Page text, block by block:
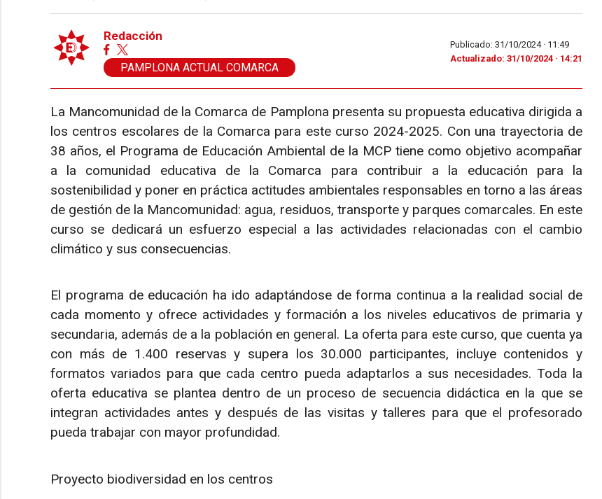
Redacción
PAMPLONA ACTUAL COMARCA
Publicado: 31/10/2024 · 11:49
Actualizado: 31/10/2024 · 14:21
La Mancomunidad de la Comarca de Pamplona presenta su propuesta educativa dirigida a
los centros escolares de la Comarca para este curso 2024-2025. Con una trayectoria de
38 años, el Programa de Educación Ambiental de la MCP tiene como objetivo acompañar
a la comunidad educativa de la Comarca para contribuir a la educación para la
sostenibilidad y poner en práctica actitudes ambientales responsables en torno a las áreas
de gestión de la Mancomunidad: agua, residuos, transporte y parques comarcales. En este
curso se dedicará un esfuerzo especial a las actividades relacionadas con el cambio
climático y sus consecuencias.
El programa de educación ha ido adaptándose de forma continua a la realidad social de
cada momento y ofrece actividades y formación a los niveles educativos de primaria y
secundaria, además de a la población en general. La oferta para este curso, que cuenta ya
con más de 1.400 reservas y supera los 30.000 participantes, incluye contenidos y
formatos variados para que cada centro pueda adaptarlos a sus necesidades. Toda la
oferta educativa se plantea dentro de un proceso de secuencia didáctica en la que se
integran actividades antes y después de las visitas y talleres para que el profesorado
pueda trabajar con mayor profundidad.
Proyecto biodiversidad en los centros